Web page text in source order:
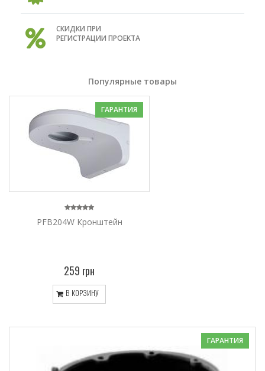
СКИДКИ ПРИ
РЕГИСТРАЦИИ ПРОЕКТА
Популярные товары
ГАРАНТИЯ
PFB204W Кронштейн
259 грн
В КОРЗИНУ
ГАРАНТИЯ